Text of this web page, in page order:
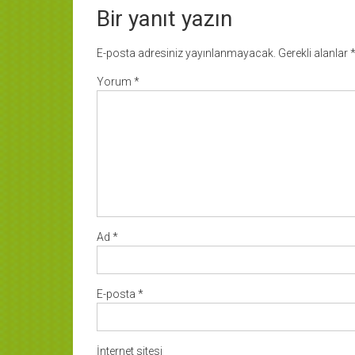
Bir yanıt yazın
E-posta adresiniz yayınlanmayacak. Gerekli alanlar*
Yorum *
Ad *
E-posta *
İnternet sitesi